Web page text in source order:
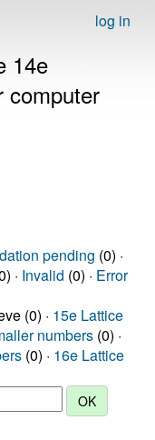
log in
14e
computer
pending (0) ·
· Invalid (0) · Error
(0) · 15e Lattice
numbers (0) ·
(0) · 16e Lattice